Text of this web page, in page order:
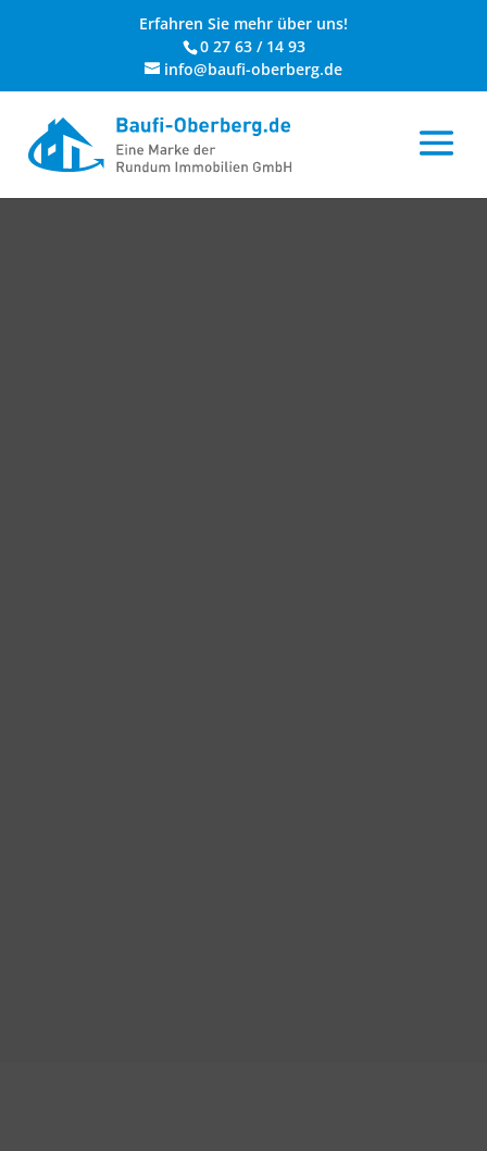
Erfahren Sie mehr über uns!
0 27 63 / 14 93
info@baufi-oberberg.de